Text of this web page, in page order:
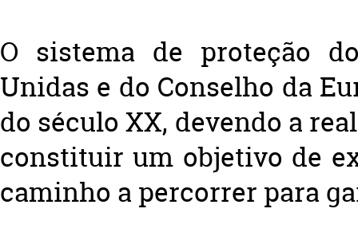
O sistema de proteção
Unidas e do Conselho da
do século XX, devendo a
constituir um objetivo de
caminho a percorrer para